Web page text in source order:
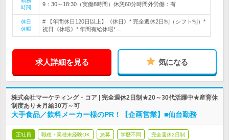
時間
9：30～18:30（実働8時間）休憩60分時間外労働：有
休日
休暇
# 【年間休日120日以上】《休日》* 完全週休2日制（シフト制）*
祝日《休暇》* 年間有給休暇*…
求人詳細を見る 気になる
株式会社マーケティング・コア | 完全週休2日制★20～30代活躍中★産育休
制度あり★月給30万～可
大手食品／飲料メーカー様のPR！【企画営業】■仙台勤務
正社員 職種・業種未経験OK 急募 学歴不問 完全週休2日制